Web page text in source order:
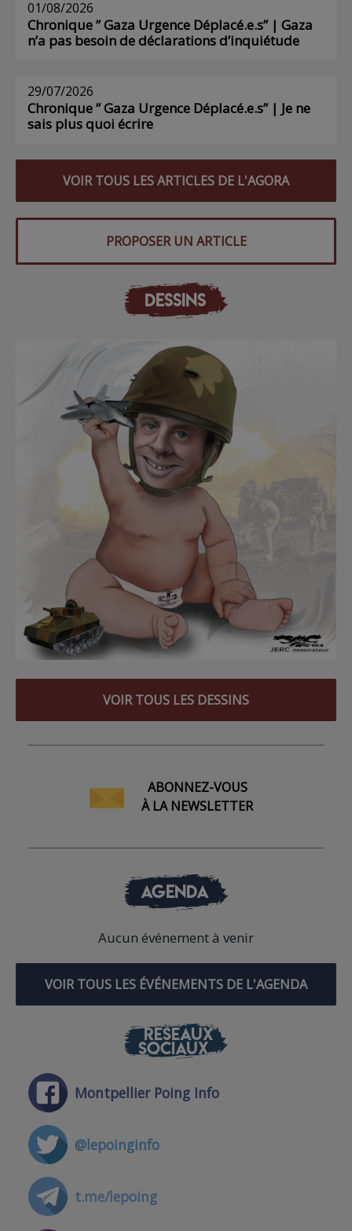
01/08/2026
Chronique ” Gaza Urgence Déplacé.e.s” | Gaza
n’a pas besoin de déclarations d’inquiétude
29/07/2026
Chronique ” Gaza Urgence Déplacé.e.s” | Je ne
sais plus quoi écrire
VOIR TOUS LES ARTICLES DE L'AGORA
PROPOSER UN ARTICLE
DESSINS
VOIR TOUS LES DESSINS
ABONNEZ-VOUS
À LA NEWSLETTER
AGENDA
Aucun événement à venir
VOIR TOUS LES ÉVÉNEMENTS DE L'AGENDA
RÉSEAUX
SOCIAUX
Montpellier Poing Info
@lepoinginfo
t.me/lepoing